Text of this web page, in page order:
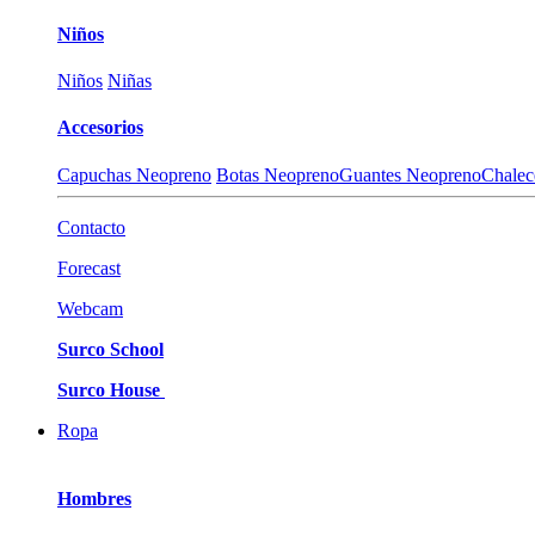
Niños
Niños Niñas
Accesorios
Capuchas Neopreno Botas NeoprenoGuantes Neopreno
Contacto
Forecast
Webcam
Surco School
Surco House
Ropa
Hombres